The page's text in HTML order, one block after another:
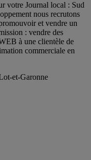
votre Journal local : Sud
nous recrutons
et vendre un
: vendre des
à une clientèle de
commerciale en
et-Garonne